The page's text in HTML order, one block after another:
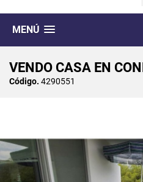
MENÚ
VENDO CASA EN
Código. 4290551